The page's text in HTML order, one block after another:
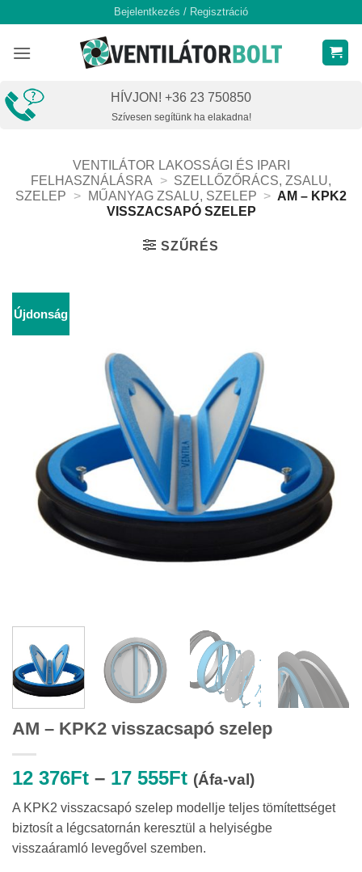
content
Bejelentkezés / Regisztráció
HÍVJON! +36 23 750850
Szívesen segítünk ha elakadna!
VENTILÁTOR LAKOSSÁGI ÉS IPARI
FELHASZNÁLÁSRA
> SZELLŐZŐRÁCS, ZSALU,
SZELEP
> MŰANYAG ZSALU, SZELEP > AM – KPK2
VISSZACSAPÓ SZELEP
SZŰRÉS
Újdonság
AM – KPK2 visszacsapó szelep
12 376Ft – 17 555FtÁrtartomány:
376Ft
-
17
(Áfa-val)
A KPK2 visszacsapó szelep modellje teljes tömítettséget
biztosít a légcsatornán keresztül a helyiségbe
visszaáramló levegővel szemben.